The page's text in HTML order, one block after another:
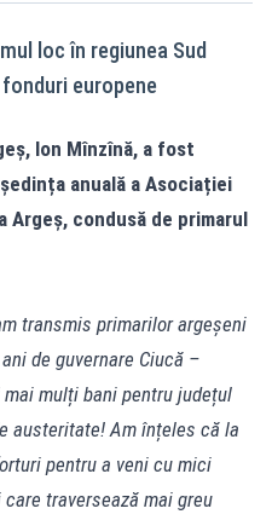
loc în regiunea Sud
europene
Ion Mînzînă, a fost
anuală a Asociației
Argeș, condusă de primarul
transmis primarilor argeșeni
de guvernare Ciucă –
mulți bani pentru județul
austeritate! Am înțeles că la
pentru a veni cu mici
traversează mai greu